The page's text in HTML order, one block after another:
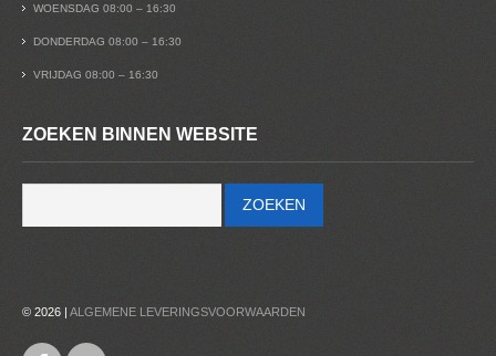
WOENSDAG 08:00 – 16:30
DONDERDAG 08:00 – 16:30
VRIJDAG 08:00 – 16:30
ZOEKEN BINNEN WEBSITE
© 2026 | ALGEMENE LEVERINGSVOORWAARDEN